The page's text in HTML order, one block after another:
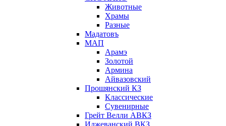
Животные
Храмы
Разные
Мадатовъ
МАП
Арамэ
Золотой
Армина
Айвазовский
Прошянский КЗ
Классические
Сувенирные
Грейт Велли АВКЗ
Иджеванский ВКЗ